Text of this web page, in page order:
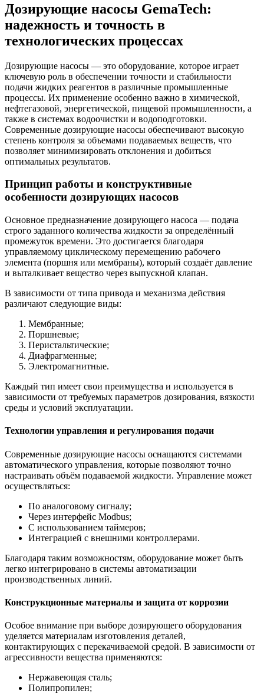
Дозирующие насосы GemaTech:
надежность и точность в
технологических процессах
Дозирующие насосы — это оборудование, которое играет
ключевую роль в обеспечении точности и стабильности
подачи жидких реагентов в различные промышленные
процессы. Их применение особенно важно в химической,
нефтегазовой, энергетической, пищевой промышленности, а
также в системах водоочистки и водоподготовки.
Современные дозирующие насосы обеспечивают высокую
степень контроля за объемами подаваемых веществ, что
позволяет минимизировать отклонения и добиться
оптимальных результатов.
Принцип работы и конструктивные
особенности дозирующих насосов
Основное предназначение дозирующего насоса — подача
строго заданного количества жидкости за определённый
промежуток времени. Это достигается благодаря
управляемому циклическому перемещению рабочего
элемента (поршня или мембраны), который создаёт давление
и выталкивает вещество через выпускной клапан.
В зависимости от типа привода и механизма действия
различают следующие виды:
Мембранные;
Поршневые;
Перистальтические;
Диафрагменные;
Электромагнитные.
Каждый тип имеет свои преимущества и используется в
зависимости от требуемых параметров дозирования, вязкости
среды и условий эксплуатации.
Технологии управления и регулирования подачи
Современные дозирующие насосы оснащаются системами
автоматического управления, которые позволяют точно
настраивать объём подаваемой жидкости. Управление может
осуществляться:
По аналоговому сигналу;
Через интерфейс Modbus;
С использованием таймеров;
Интеграцией с внешними контроллерами.
Благодаря таким возможностям, оборудование может быть
легко интегрировано в системы автоматизации
производственных линий.
Конструкционные материалы и защита от коррозии
Особое внимание при выборе дозирующего оборудования
уделяется материалам изготовления деталей,
контактирующих с перекачиваемой средой. В зависимости от
агрессивности вещества применяются:
Нержавеющая сталь;
Полипропилен;